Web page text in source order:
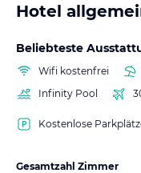
Hotel
Beliebteste
Wifi kostenfrei
Infinity Pool
Kostenlose
Gesamtzahl Zimmer